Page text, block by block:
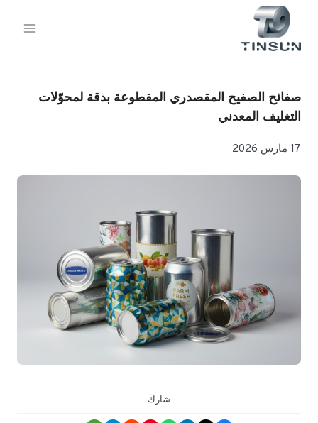
المحتوى
صفائح الصفيح المقصدري المقطوعة بدقة لمحوّلات
التغليف المعدني
17 مارس 2026
شارك